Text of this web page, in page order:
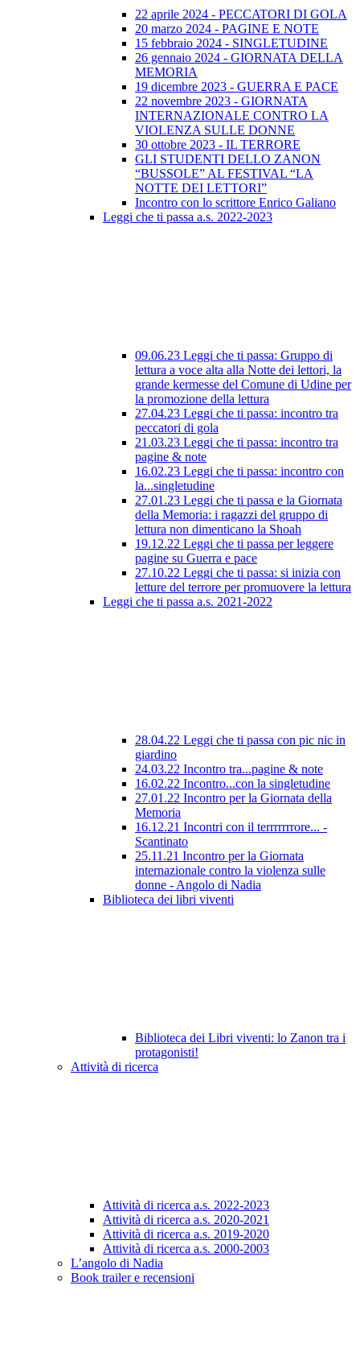
22 aprile 2024 - PECCATORI DI GOLA
20 marzo 2024 - PAGINE E NOTE
15 febbraio 2024 - SINGLETUDINE
26 gennaio 2024 - GIORNATA DELLA
MEMORIA
19 dicembre 2023 - GUERRA E PACE
22 novembre 2023 - GIORNATA
INTERNAZIONALE CONTRO LA
VIOLENZA SULLE DONNE
30 ottobre 2023 - IL TERRORE
GLI STUDENTI DELLO ZANON
“BUSSOLE” AL FESTIVAL “LA
NOTTE DEI LETTORI”
Incontro con lo scrittore Enrico Galiano
Leggi che ti passa a.s. 2022-2023
09.06.23 Leggi che ti passa: Gruppo di
lettura a voce alta alla Notte dei lettori, la
grande kermesse del Comune di Udine per
la promozione della lettura
27.04.23 Leggi che ti passa: incontro tra
peccatori di gola
21.03.23 Leggi che ti passa: incontro tra
pagine & note
16.02.23 Leggi che ti passa: incontro con
la...singletudine
27.01.23 Leggi che ti passa e la Giornata
della Memoria: i ragazzi del gruppo di
lettura non dimenticano la Shoah
19.12.22 Leggi che ti passa per leggere
pagine su Guerra e pace
27.10.22 Leggi che ti passa: si inizia con
letture del terrore per promuovere la lettura
Leggi che ti passa a.s. 2021-2022
28.04.22 Leggi che ti passa con pic nic in
giardino
24.03.22 Incontro tra...pagine & note
16.02.22 Incontro...con la singletudine
27.01.22 Incontro per la Giornata della
Memoria
16.12.21 Incontri con il terrrrrrrore... -
Scantinato
25.11.21 Incontro per la Giornata
internazionale contro la violenza sulle
donne - Angolo di Nadia
Biblioteca dei libri viventi
Biblioteca dei Libri viventi: lo Zanon tra i
protagonisti!
Attività di ricerca
Attività di ricerca a.s. 2022-2023
Attività di ricerca a.s. 2020-2021
Attività di ricerca a.s. 2019-2020
Attività di ricerca a.s. 2000-2003
L’angolo di Nadia
Book trailer e recensioni